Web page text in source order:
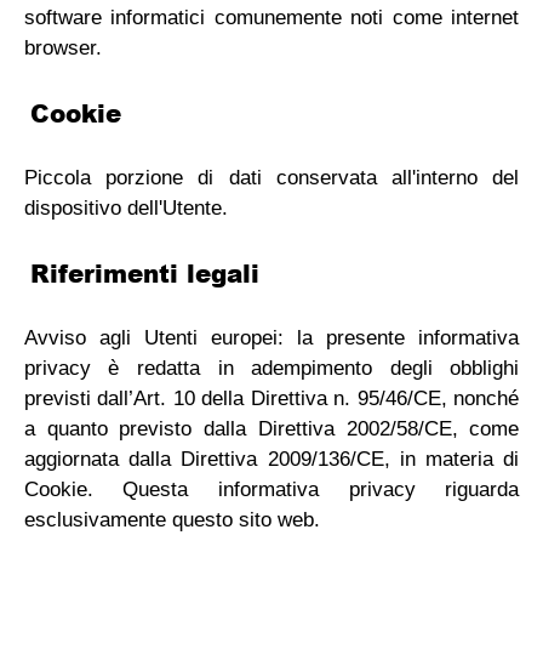
software informatici comunemente noti come internet
browser.
Cookie
Piccola porzione di dati conservata all'interno del
dispositivo dell'Utente.
Riferimenti legali
Avviso agli Utenti europei: la presente informativa
privacy è redatta in adempimento degli obblighi
previsti dall’Art. 10 della Direttiva n. 95/46/CE, nonché
a quanto previsto dalla Direttiva 2002/58/CE, come
aggiornata dalla Direttiva 2009/136/CE, in materia di
Cookie. Questa informativa privacy riguarda
esclusivamente questo sito web.